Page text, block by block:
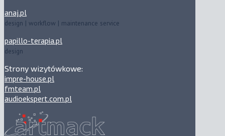
anaj.pl
design | workflow | maintenance service
papillo-terapia.pl
design
Strony wizytówkowe:
impre-house.pl
fmteam.pl
audioekspert.com.pl